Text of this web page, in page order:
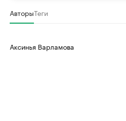
АвторыТеги
Аксинья Варламова